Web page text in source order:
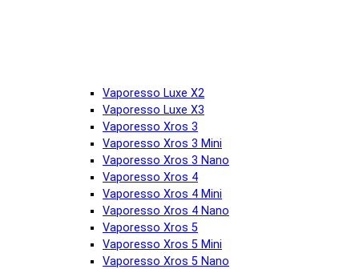
Vaporesso Luxe X2
Vaporesso Luxe X3
Vaporesso Xros 3
Vaporesso Xros 3 Mini
Vaporesso Xros 3 Nano
Vaporesso Xros 4
Vaporesso Xros 4 Mini
Vaporesso Xros 4 Nano
Vaporesso Xros 5
Vaporesso Xros 5 Mini
Vaporesso Xros 5 Nano